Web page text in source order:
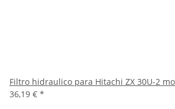
Filtro hidraulico para Hitachi ZX 30U-2
36,19 € *